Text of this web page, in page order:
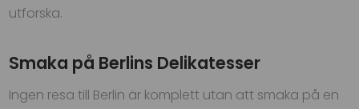
utforska.
Smaka på Berlins Delikatesser
Ingen resa till Berlin är komplett utan att smaka på en